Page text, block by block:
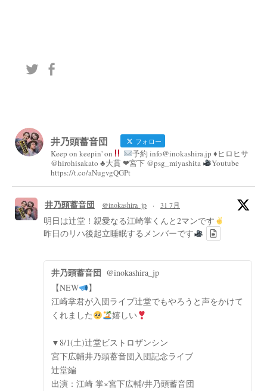
井乃頭蓄音団 フォロー
Keep on keepin' on
予約 info@inokashira.jp ♦︎ヒロヒサ
@hirohisakato ♣︎大貫 ❤︎宮下 @psg_miyashita
Youtube
https://t.co/aNugvgQGPt
井乃頭蓄音団 @inokashira_jp · 31 7月
明日は辻堂！親愛なる江崎掌くんと2マンです
昨日のリハ後起立睡眠するメンバーです
井乃頭蓄音団 @inokashira_jp
【NEW
】
江崎掌君が入団ライブ辻堂でもやろうと声をかけて
くれました
嬉しい
▼8/1(土)辻堂ビストロザンシン
宮下広輔井乃頭蓄音団入団記念ライブ
辻堂編
出演：江崎 掌×宮下広輔/井乃頭蓄音団